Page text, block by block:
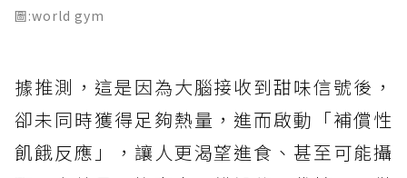
圖:world gym
據推測，這是因為大腦接收到甜味信號後，
卻未同時獲得足夠熱量，進而啟動「補償性
飢餓反應」，讓人更渴望進食、甚至可能攝